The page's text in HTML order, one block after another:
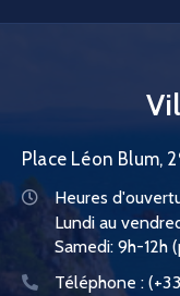
Place Léon Blum,
Heures
Lundi au
Samedi: 9h-12h
Téléphone :